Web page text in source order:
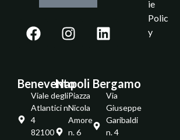
Benevento
Viale degli
Atlantici n.
4
82100 -
Napoli
Piazza
Nicola
Amore
n. 6
Bergamo
Via
Giuseppe
Garibaldi
n. 4
ie
Polic
y